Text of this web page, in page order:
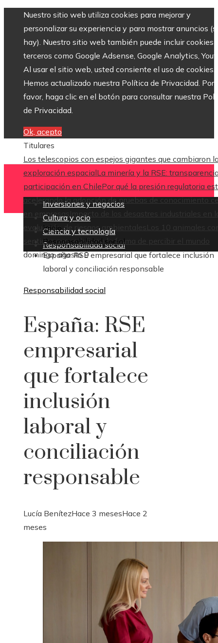
Nuestro sitio web utiliza cookies para mejorar y
personalizar su experiencia y para mostrar anuncios
hay). Nuestro sitio web también puede incluir cookies
terceros como Google Adsense, Google Analytics,
Al usar el sitio web, usted consiente el uso de cookies.
Hemos actualizado nuestra Política de Privacidad. Por
favor, haga clic en el botón para consultar nuestra
de Privacidad.
Ok, acepto
Titulares
Los telescopios con espejos gigantes que cambiaron
exploración espacialLa minería y la RSE:
participación en ChilePor qué la presión regulatoria
acelerando la adopción de pruebas de conocimiento
en empresas
Impacto de los desastres industriales en
evaluación de riesgos ambientales
Los 10 animales
sentidos que redefinen la forma de percibir el mundo
domingo, agosto 9
Inversiones y negocios
Cultura y ocio
Ciencia y tecnología
Responsabilidad social
Inicio
Responsabilidad social
España: RSE empresarial que fortalece inclusión
laboral y conciliación responsable
Responsabilidad social
España: RSE
empresarial
que fortalece
inclusión
laboral y
conciliación
responsable
Lucía BenítezHace 3 mesesHace 2
meses